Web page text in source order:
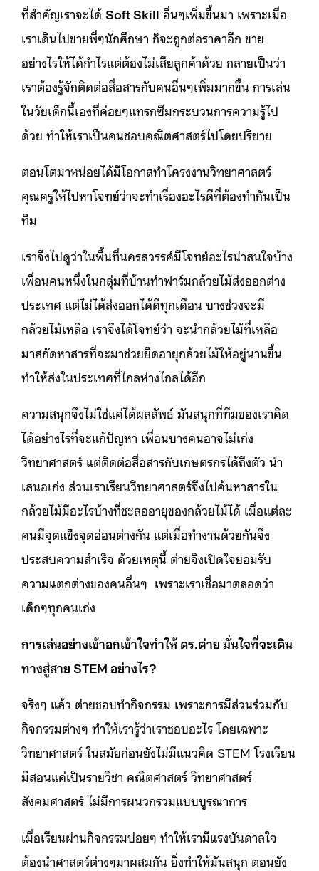
ที่สำคัญเราจะได้ Soft Skill อื่นๆเพิ่มขึ้นมา เพราะเมื่อ
เราเดินไปขายพี่ๆนักศึกษา ก็จะถูกต่อราคาอีก ขาย
อย่างไรให้ได้กำไรแต่ต้องไม่เสียลูกค้าด้วย กลายเป็นว่า
เราต้องรู้จักติดต่อสื่อสารกับคนอื่นๆเพิ่มมากขึ้น การเล่น
ในวัยเด็กนี้เองที่ค่อยๆแทรกซึมกระบวนการความรู้ไป
ด้วย ทำให้เราเป็นคนชอบคณิตศาสตร์ไปโดยปริยาย
ตอนโตมาหน่อยได้มีโอกาสทำโครงงานวิทยาศาสตร์
คุณครูให้ไปหาโจทย์ว่าจะทำเรื่องอะไรดีที่ต้องทำกันเป็น
ทีม
เราจึงไปดูว่าในพื้นที่นครสวรรค์มีโจทย์อะไรน่าสนใจบ้าง
เพื่อนคนหนึ่งในกลุ่มที่บ้านทำฟาร์มกล้วยไม้ส่งออกต่าง
ประเทศ แต่ไม่ได้ส่งออกได้ดีทุกเดือน บางช่วงจะมี
กล้วยไม้เหลือ เราจึงได้โจทย์ว่า จะนำกล้วยไม้ที่เหลือ
มาสกัดหาสารที่จะมาช่วยยืดอายุกล้วยไม้ให้อยู่นานขึ้น
ทำให้ส่งในประเทศที่ไกลห่างไกลได้อีก
ความสนุกจึงไม่ใช่แค่ได้ผลลัพธ์ มันสนุกที่ทีมของเราคิด
ได้อย่างไรที่จะแก้ปัญหา เพื่อนบางคนอาจไม่เก่ง
วิทยาศาสตร์ แต่ติดต่อสื่อสารกับเกษตรกรได้ถึงตัว นำ
เสนอเก่ง ส่วนเราเรียนวิทยาศาสตร์จึงไปค้นหาสารใน
กล้วยไม้มีอะไรบ้างที่ชะลออายุของกล้วยไม้ได้ เมื่อแต่ละ
คนมีจุดแข็งจุดอ่อนต่างกัน แต่เมื่อทำงานด้วยกันจึง
ประสบความสำเร็จ ด้วยเหตุนี้ ต่ายจึงเปิดใจยอมรับ
ความแตกต่างของคนอื่นๆ เพราะเราเชื่อมาตลอดว่า
เด็กๆทุกคนเก่ง
การเล่นอย่างเข้าอกเข้าใจทำให้ ดร.ต่าย มั่นใจที่จะเดิน
ทางสู่สาย STEM อย่างไร?
จริงๆ แล้ว ต่ายชอบทำกิจกรรม เพราะการมีส่วนร่วมกับ
กิจกรรมต่างๆ ทำให้เรารู้ว่าเราชอบอะไร โดยเฉพาะ
วิทยาศาสตร์ ในสมัยก่อนยังไม่มีแนวคิด STEM โรงเรียน
มีสอนแค่เป็นรายวิชา คณิตศาสตร์ วิทยาศาสตร์
สังคมศาสตร์ ไม่มีการผนวกรวมแบบบูรณาการ
เมื่อเรียนผ่านกิจกรรมบ่อยๆ ทำให้เรามีแรงบันดาลใจ
ต้องนำศาสตร์ต่างๆมาผสมกัน ยิ่งทำให้มันสนุก ตอนยัง